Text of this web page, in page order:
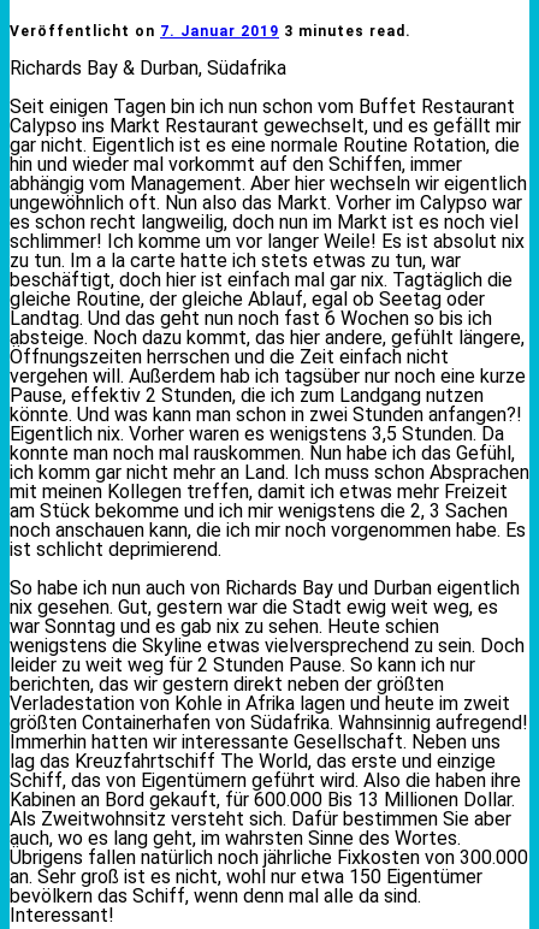
Veröffentlicht on 7. Januar 2019 3 minutes read.
Richards Bay & Durban, Südafrika
Seit einigen Tagen bin ich nun schon vom Buffet Restaurant
Calypso ins Markt Restaurant gewechselt, und es gefällt mir
gar nicht. Eigentlich ist es eine normale Routine Rotation, die
hin und wieder mal vorkommt auf den Schiffen, immer
abhängig vom Management. Aber hier wechseln wir eigentlich
ungewöhnlich oft. Nun also das Markt. Vorher im Calypso war
es schon recht langweilig, doch nun im Markt ist es noch viel
schlimmer! Ich komme um vor langer Weile! Es ist absolut nix
zu tun. Im a la carte hatte ich stets etwas zu tun, war
beschäftigt, doch hier ist einfach mal gar nix. Tagtäglich die
gleiche Routine, der gleiche Ablauf, egal ob Seetag oder
Landtag. Und das geht nun noch fast 6 Wochen so bis ich
absteige. Noch dazu kommt, das hier andere, gefühlt längere,
Öffnungszeiten herrschen und die Zeit einfach nicht
vergehen will. Außerdem hab ich tagsüber nur noch eine kurze
Pause, effektiv 2 Stunden, die ich zum Landgang nutzen
könnte. Und was kann man schon in zwei Stunden anfangen?!
Eigentlich nix. Vorher waren es wenigstens 3,5 Stunden. Da
konnte man noch mal rauskommen. Nun habe ich das Gefühl,
ich komm gar nicht mehr an Land. Ich muss schon Absprachen
mit meinen Kollegen treffen, damit ich etwas mehr Freizeit
am Stück bekomme und ich mir wenigstens die 2, 3 Sachen
noch anschauen kann, die ich mir noch vorgenommen habe. Es
ist schlicht deprimierend.
So habe ich nun auch von Richards Bay und Durban eigentlich
nix gesehen. Gut, gestern war die Stadt ewig weit weg, es
war Sonntag und es gab nix zu sehen. Heute schien
wenigstens die Skyline etwas vielversprechend zu sein. Doch
leider zu weit weg für 2 Stunden Pause. So kann ich nur
berichten, das wir gestern direkt neben der größten
Verladestation von Kohle in Afrika lagen und heute im zweit
größten Containerhafen von Südafrika. Wahnsinnig aufregend!
Immerhin hatten wir interessante Gesellschaft. Neben uns
lag das Kreuzfahrtschiff The World, das erste und einzige
Schiff, das von Eigentümern geführt wird. Also die haben ihre
Kabinen an Bord gekauft, für 600.000 Bis 13 Millionen Dollar.
Als Zweitwohnsitz versteht sich. Dafür bestimmen Sie aber
auch, wo es lang geht, im wahrsten Sinne des Wortes.
Übrigens fallen natürlich noch jährliche Fixkosten von 300.000
an. Sehr groß ist es nicht, wohl nur etwa 150 Eigentümer
bevölkern das Schiff, wenn denn mal alle da sind.
Interessant!